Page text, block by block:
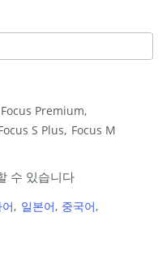
Focus Premium
S Plus Focus M
어 일본어 중국어